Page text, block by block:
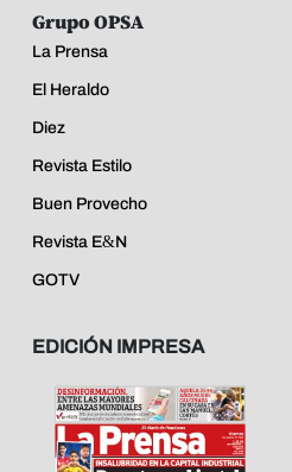
Grupo OPSA
La Prensa
El Heraldo
Diez
Revista Estilo
Buen Provecho
Revista E&N
GOTV
EDICIÓN IMPRESA